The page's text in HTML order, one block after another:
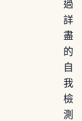
過
詳
盡
的
自
我
檢
測